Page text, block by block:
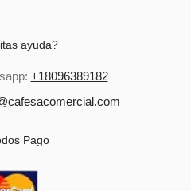
ayuda?
+18096389182
Pago